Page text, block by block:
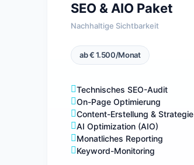
SEO & AIO Paket
Nachhaltige Sichtbarkeit
ab € 1.500/Monat
Technisches SEO-Audit
On-Page Optimierung
Content-Erstellung & Strategie
AI Optimization (AIO)
Monatliches Reporting
Keyword-Monitoring